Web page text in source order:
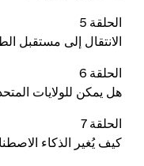
الحلقة 5
الانتقال إلى مستقبل
الحلقة 6
هل يمكن للولايات
الحلقة 7
كيف يُغير الذكاء